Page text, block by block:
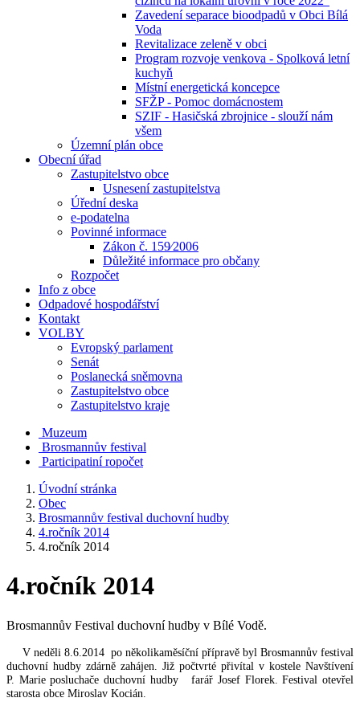
Zavedení separace bioodpadů v Obci Bílá
Voda
Revitalizace zeleně v obci
Program rozvoje venkova - Spolková letní
kuchyň
Místní energetická koncepce
SFŽP - Pomoc domácnostem
SZIF - Hasičská zbrojnice - slouží nám
všem
Územní plán obce
Obecní úřad
Zastupitelstvo obce
Usnesení zastupitelstva
Úřední deska
e-podatelna
Povinné informace
Zákon č. 159⁄2006
Důležité informace pro občany
Rozpočet
Info z obce
Odpadové hospodářství
Kontakt
VOLBY
Evropský parlament
Senát
Poslanecká sněmovna
Zastupitelstvo obce
Zastupitelstvo kraje
Muzeum
Brosmannův festival
Participatiní ropočet
Úvodní stránka
Obec
Brosmannův festival duchovní hudby
4.ročník 2014
4.ročník 2014
4.ročník 2014
Brosmannův Festival duchovní hudby v Bílé Vodě.
V neděli 8.6.2014 po několikaměsíční přípravě byl Brosmannův festival
duchovní hudby zdárně zahájen. Již počtvrté přivítal v kostele Navštívení
P. Marie posluchače duchovní hudby farář Josef Florek. Festival otevřel
starosta obce Miroslav Kocián.